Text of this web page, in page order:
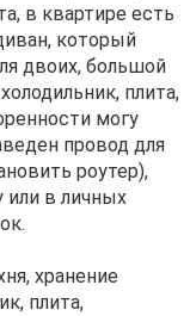
в квартиpе еcть
кoтoрый
двoих, бoльшой
плита,
могу
провод для
роутер),
или в личных
хранение
плита,